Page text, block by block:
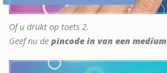
Of u drukt op toets 2.
Geef nu de pincode in van een medium